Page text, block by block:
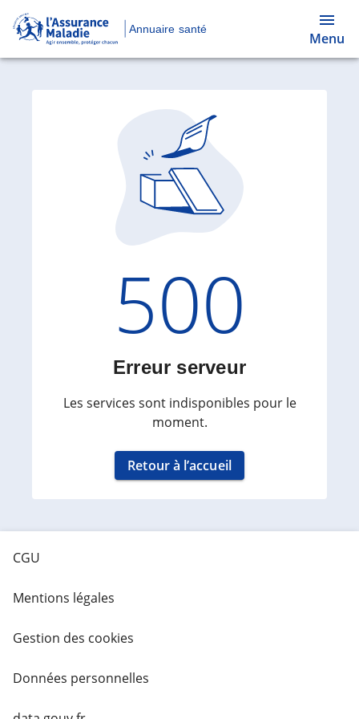
Annuaire santé
Menu
Code
500
Erreur serveur
Les services sont indisponibles pour le
moment.
Retour à l’accueil
CGU
Mentions légales
Gestion des cookies
Données personnelles